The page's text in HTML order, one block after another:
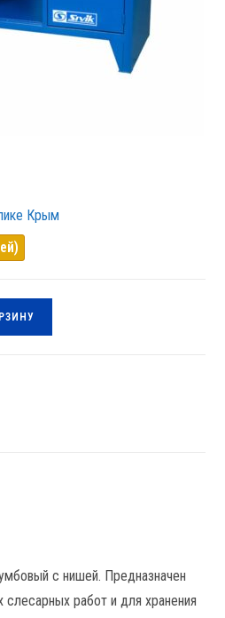
Крым
с нишей. Предназначен
слесарных работ и для хранения